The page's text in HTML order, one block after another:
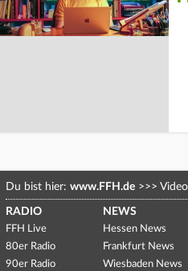
Du bist hier: www.FFH.de >>> Video
RADIO
FFH Live
80er Radio
90er Radio
NEWS
Hessen News
Frankfurt News
Wiesbaden News